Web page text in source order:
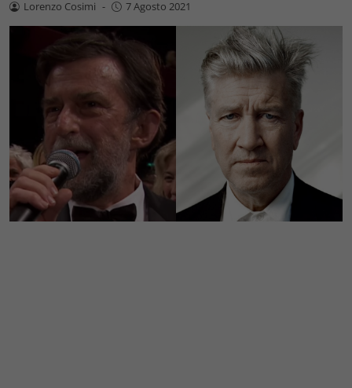
Lorenzo Cosimi - 7 Agosto 2021